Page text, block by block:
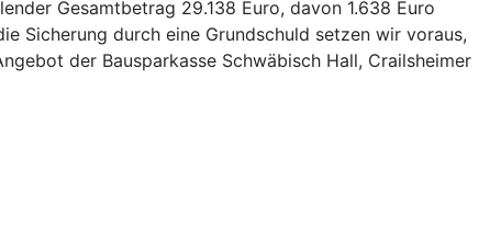
Gesamtbetrag 29.138 Euro, davon 1.638 Euro
Sicherung durch eine Grundschuld setzen wir voraus,
der Bausparkasse Schwäbisch Hall, Crailsheimer